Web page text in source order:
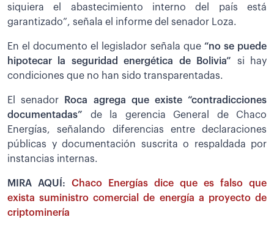
siquiera el abastecimiento interno del país está
garantizado”, señala el informe del senador Loza.
En el documento el legislador señala que “no se puede
hipotecar la seguridad energética de Bolivia” si hay
condiciones que no han sido transparentadas.
El senador
Roca agrega que existe “contradicciones
documentadas” de la gerencia General de Chaco
Energías, señalando diferencias entre declaraciones
públicas y documentación suscrita o respaldada por
instancias internas.
MIRA AQUÍ: Chaco Energías dice que es falso que
exista suministro comercial de energía a proyecto de
criptominería